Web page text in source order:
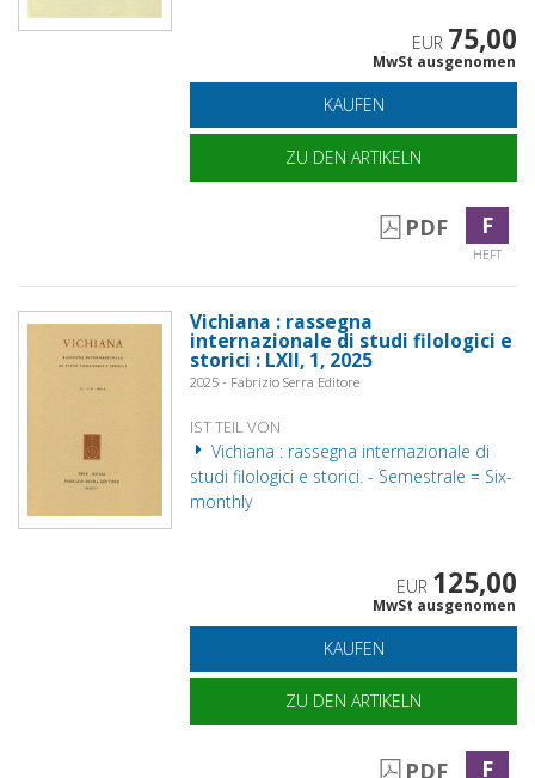
EUR 75,00
MwSt ausgenomen
KAUFEN
ZU DEN ARTIKELN
PDF F
HEFT
Vichiana : rassegna
internazionale di studi filologici e
storici : LXII, 1, 2025
2025 - Fabrizio Serra Editore
IST TEIL VON
Vichiana : rassegna internazionale di
studi filologici e storici. - Semestrale = Six-
monthly
EUR 125,00
MwSt ausgenomen
KAUFEN
ZU DEN ARTIKELN
PDF F